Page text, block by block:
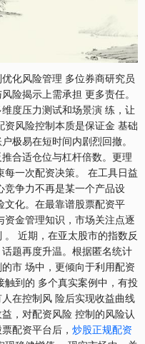
化风险管理 多位券商研究员
险揭示上需承担 更多责任。
度压力测试和场景演 练，让
风险控制本质是保证金 基础
极易在短时间内剧烈回撤。
合适仓位与杠杆倍数。更理
一次配资决策。 在工具日益
争力不再是某一个产品设
化。在最靠谱股票配资平
金管理知识，市场关注点逐
近期，在亚太股市的指数反
题再度升温。根据匿名统计
市 场中，更倾向于利用配资
到的 多个真实案例中，有投
在控制风 险后实现收益曲线
，对配资风险 控制的风险认
配资平台后， 炒股正规配资